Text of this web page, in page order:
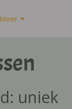
Meer
uniek